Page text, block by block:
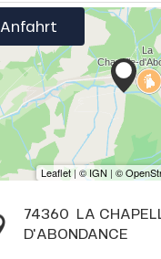
Anfahrt
74360 LA
D'ABONDANCE